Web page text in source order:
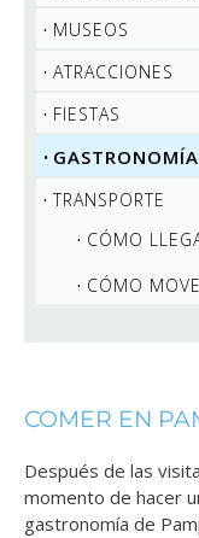
MUSEOS
ATRACCIONES
FIESTAS
GASTRONOMÍA
TRANSPORTE
CÓMO
CÓMO
COMER EN
Después de las
momento de hacer
gastronomía de